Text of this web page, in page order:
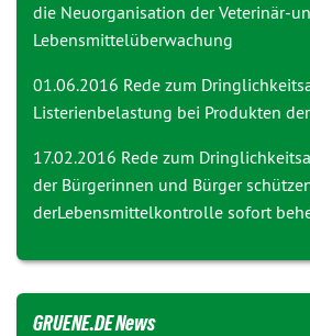
die Neuorganisation der Veterinär-
Lebensmittelüberwachung
01.06.2016 Rede zum
Listerienbelastung bei Produkten
17.02.2016 Rede zum
der Bürgerinnen und Bürger
derLebensmittelkontrolle sofort
GRUENE.DE News